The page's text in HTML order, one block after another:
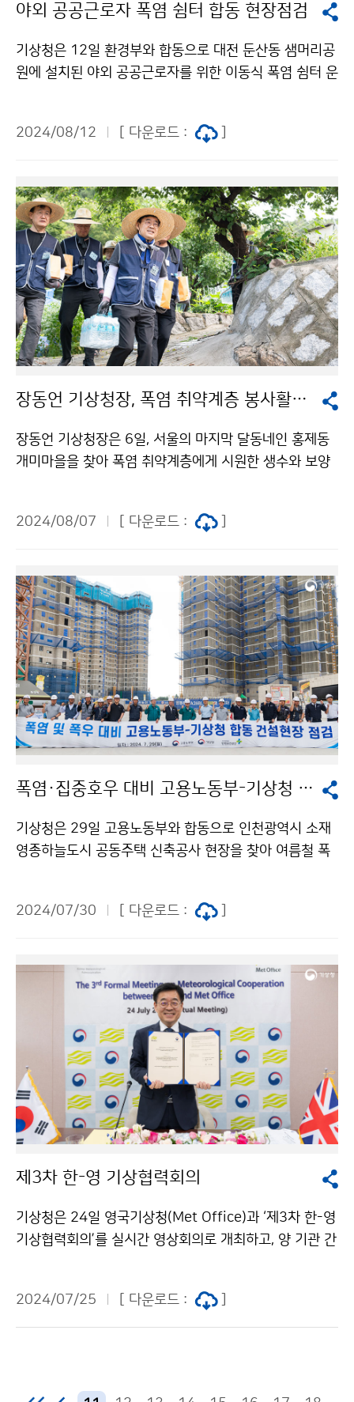
야외 공공근로자 폭염 쉼터 합동 현장점검
기상청은 12일 환경부와 합동으로 대전 둔산동 샘머리공
원에 설치된 야외 공공근로자를 위한 이동식 폭염 쉼터 운
2024/08/12 [ 다운로드 :
장동언 기상청장, 폭염 취약계층 봉사활동 참여
장동언 기상청장은 6일, 서울의 마지막 달동네인 홍제동
개미마을을 찾아 폭염 취약계층에게 시원한 생수와 보양
2024/08/07
[ 다운로드 :
폭염·집중호우 대비 고용노동부-기상청 합동 건설현장 점검
기상청은 29일 고용노동부와 합동으로 인천광역시 소재
영종하늘도시 공동주택 신축공사 현장을 찾아 여름철 폭
2024/07/30
[ 다운로드 :
제3차 한-영 기상협력회의
기상청은 24일 영국기상청(Met Office)과 ‘제3차 한-영
기상협력회의’를 실시간 영상회의로 개최하고, 양 기관 간
2024/07/25 [ 다운로드 :